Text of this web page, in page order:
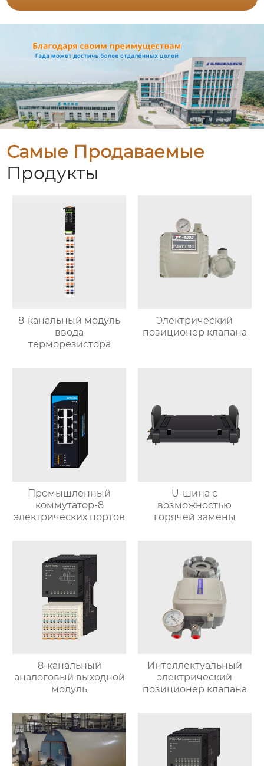
Самые Продаваемые
Продукты
8-канальный модуль
ввода
терморезистора
Электрический
позиционер клапана
Промышленный
коммутатор-8
электрических портов
U-шина с
возможностью
горячей замены
8-канальный
аналоговый выходной
модуль
Интеллектуальный
электрический
позиционер клапана